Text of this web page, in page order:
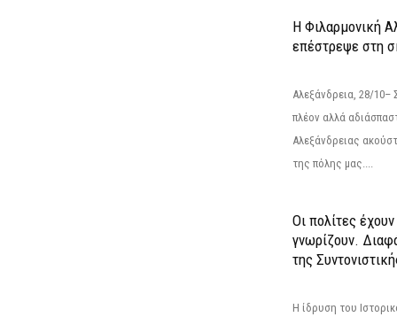
Η Φιλαρμονική
επέστρεψε στη
Αλεξάνδρεια, 28/
πλέον αλλά
Αλεξάνδρειας
της πόλης μας....
Οι πολίτες
γνωρίζουν.
της
Η ίδρυση του